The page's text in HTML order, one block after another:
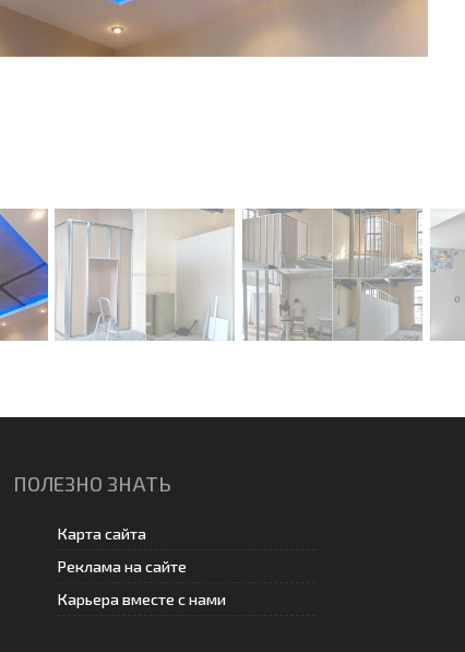
ПОЛЕЗНО ЗНАТЬ
Карта сайта
Реклама на сайте
Карьера вместе с нами